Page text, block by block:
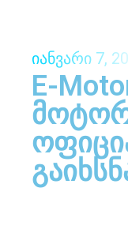
იანვარი 7,
E-